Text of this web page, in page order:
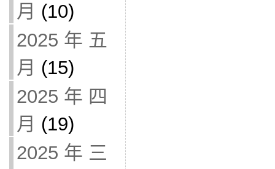
月 (10)
2025 年 五
月 (15)
2025 年 四
月 (19)
2025 年 三